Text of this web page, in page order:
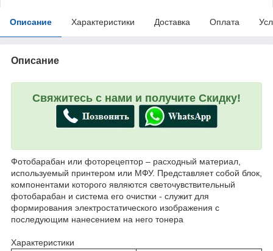
Описание Характеристики Доставка Оплата
Описание
Свяжитесь с нами и получите Скидку!
Фотобарабан или фоторецептор – расходный материал,
используемый принтером или МФУ. Представляет собой блок,
компонентами которого являются светочувствительный
фотобарабан и система его очистки - служит для
формирования электростатического изображения с
последующим нанесением на него тонера
Характеристики